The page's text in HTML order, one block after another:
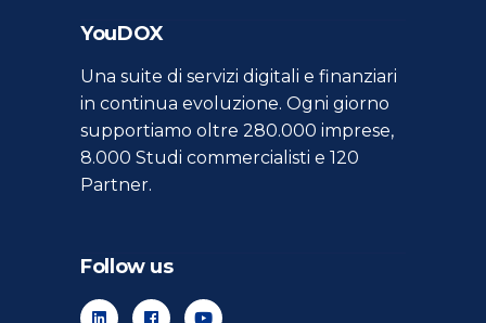
YouDOX
Una suite di servizi digitali e finanziari
in continua evoluzione. Ogni giorno
supportiamo oltre 280.000 imprese,
8.000 Studi commercialisti e 120
Partner.
Follow us